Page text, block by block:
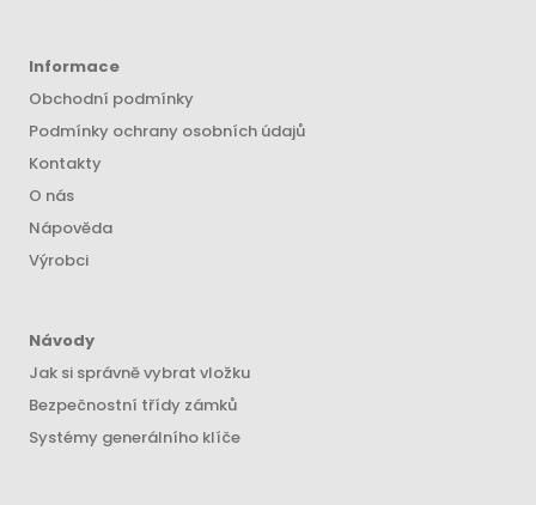
Informace
Obchodní podmínky
Podmínky ochrany osobních údajů
Kontakty
O nás
Nápověda
Výrobci
Návody
Jak si správně vybrat vložku
Bezpečnostní třídy zámků
Systémy generálního klíče